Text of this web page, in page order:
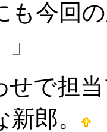
も今回
せで担
郎。